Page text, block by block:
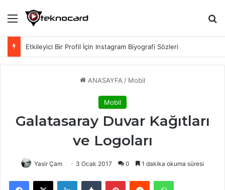
Menü
ANASAYFA / Mobil
Mobil
Galatasaray Duvar Kağıtları
ve Logoları
Yasir Çam 3 Ocak 2017 0 1 dakika okuma süresi
Facebook
X LinkedInTumblr PinterestReddit WhatsApp